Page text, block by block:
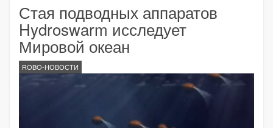
Стая подводных аппаратов
Hydroswarm исследует
Мировой океан
ROBO-НОВОСТИ